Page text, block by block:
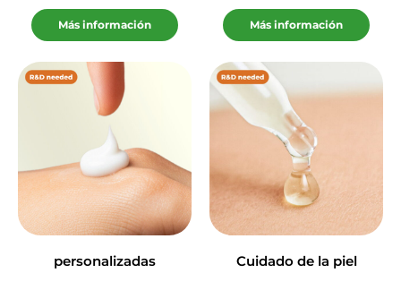
Más información Más información
personalizadas Cuidado de la piel